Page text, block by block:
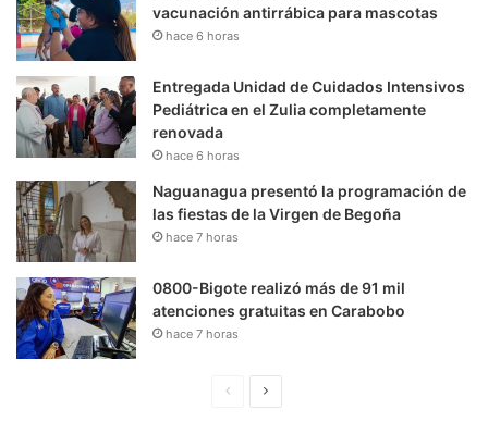
vacunación antirrábica para mascotas
hace 6 horas
Entregada Unidad de Cuidados Intensivos
Pediátrica en el Zulia completamente
renovada
hace 6 horas
Naguanagua presentó la programación de
las fiestas de la Virgen de Begoña
hace 7 horas
0800-Bigote realizó más de 91 mil
atenciones gratuitas en Carabobo
hace 7 horas